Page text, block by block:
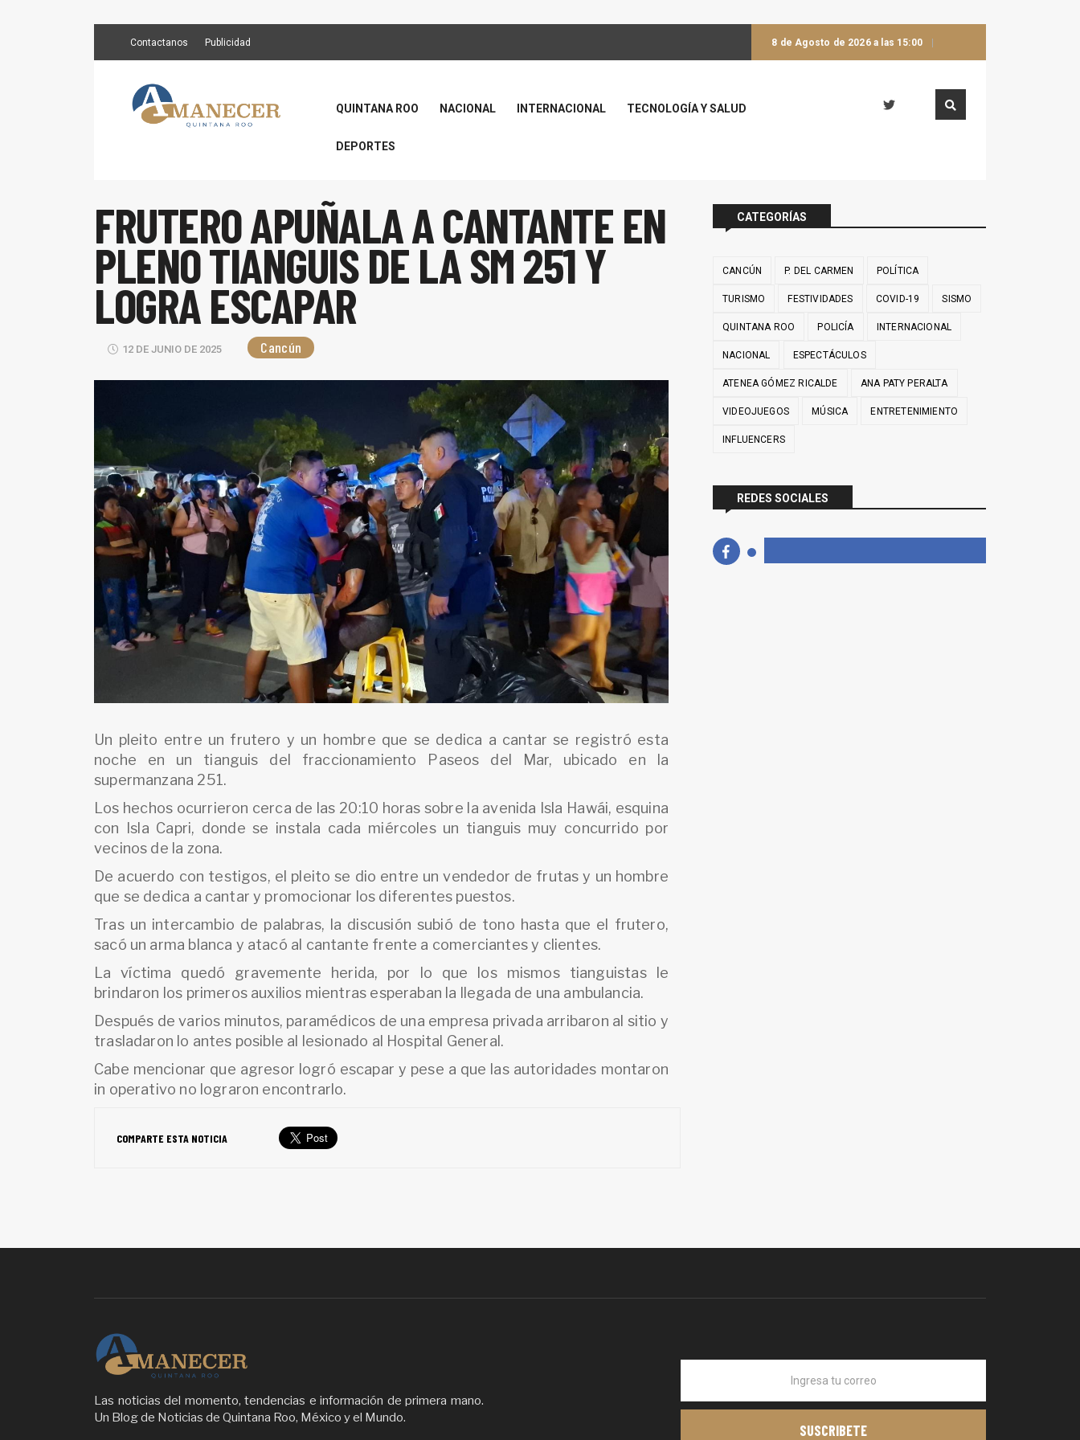
Contactanos Publicidad 8 de Agosto de 2026 a las 15:00
QUINTANA ROO NACIONAL INTERNACIONAL TECNOLOGÍA Y SALUD
DEPORTES
FRUTERO APUÑALA A CANTANTE EN
PLENO TIANGUIS DE LA SM 251 Y
LOGRA ESCAPAR
12 DE JUNIO DE 2025 Cancún
Un pleito entre un frutero y un hombre que se dedica a cantar se registró esta
noche en un tianguis del fraccionamiento Paseos del Mar, ubicado en la
supermanzana 251.
Los hechos ocurrieron cerca de las 20:10 horas sobre la avenida Isla Hawái, esquina
con Isla Capri, donde se instala cada miércoles un tianguis muy concurrido por
vecinos de la zona.
De acuerdo con testigos, el pleito se dio entre un vendedor de frutas y un hombre
que se dedica a cantar y promocionar los diferentes puestos.
Tras un intercambio de palabras, la discusión subió de tono hasta que el frutero,
sacó un arma blanca y atacó al cantante frente a comerciantes y clientes.
La víctima quedó gravemente herida, por lo que los mismos tianguistas le
brindaron los primeros auxilios mientras esperaban la llegada de una ambulancia.
Después de varios minutos, paramédicos de una empresa privada arribaron al sitio y
trasladaron lo antes posible al lesionado al Hospital General.
Cabe mencionar que agresor logró escapar y pese a que las autoridades montaron
in operativo no lograron encontrarlo.
COMPARTE ESTA NOTICIA
CATEGORÍAS
CANCÚN P. DEL CARMEN POLÍTICA
TURISMO FESTIVIDADES COVID-19 SISMO
QUINTANA ROO POLICÍA INTERNACIONAL
NACIONAL ESPECTÁCULOS
ATENEA GÓMEZ RICALDE ANA PATY PERALTA
VIDEOJUEGOS MÚSICA ENTRETENIMIENTO
INFLUENCERS
REDES SOCIALES
Las noticias del momento, tendencias e información de primera mano.
Un Blog de Noticias de Quintana Roo, México y el Mundo.